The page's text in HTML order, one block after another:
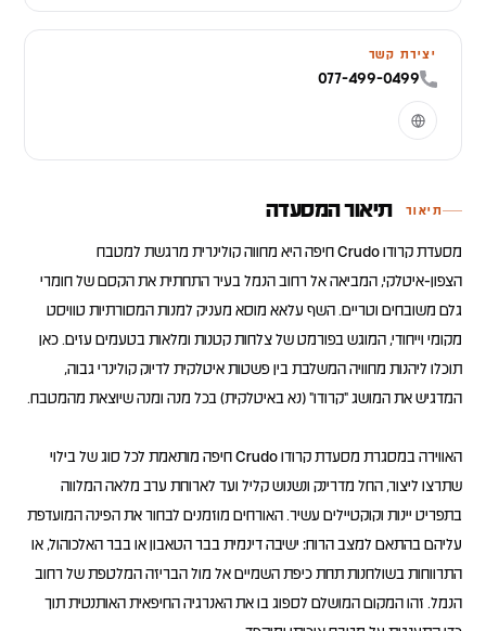
יצירת קשר
077-499-0499
תיאור תיאור המסעדה
מסעדת קרודו Crudo חיפה היא מחווה קולינרית מרגשת למטבח
הצפון-איטלקי, המביאה אל רחוב הנמל בעיר התחתית את הקסם של חומרי
גלם משובחים וטריים. השף עלאא מוסא מעניק למנות המסורתיות טוויסט
מקומי וייחודי, המוגש בפורמט של צלחות קטנות ומלאות בטעמים עזים. כאן
תוכלו ליהנות מחוויה המשלבת בין פשטות איטלקית לדיוק קולינרי גבוה,
האווירה במסגרת מסעדת קרודו Crudo חיפה מותאמת לכל סוג של בילוי
שתרצו ליצור, החל מדרינק ונשנוש קליל ועד לארוחת ערב מלאה המלווה
בתפריט יינות וקוקטיילים עשיר. האורחים מוזמנים לבחור את הפינה המועדפת
עליהם בהתאם למצב הרוח: ישיבה דינמית בבר הטאבון או בבר האלכוהול, או
התרווחות בשולחנות תחת כיפת השמיים אל מול הבריזה המלטפת של רחוב
הנמל. זהו המקום המושלם לספוג בו את האנרגיה החיפאית האותנטית תוך